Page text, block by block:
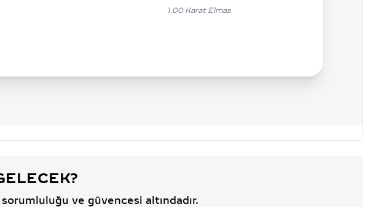
1.00Karat Elmas
ve güvencesi altındadır.